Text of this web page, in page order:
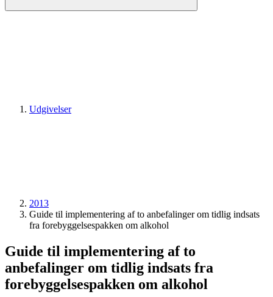
Udgivelser
2013
Guide til implementering af to anbefalinger om tidlig indsats
fra forebyggelsespakken om alkohol
Guide til implementering af to
anbefalinger om tidlig indsats fra
forebyggelsespakken om alkohol